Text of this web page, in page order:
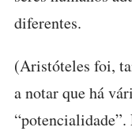
diferentes.
(Aristóteles foi,
a notar que há